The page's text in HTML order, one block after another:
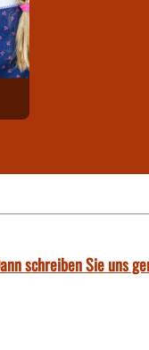
schreiben Sie uns